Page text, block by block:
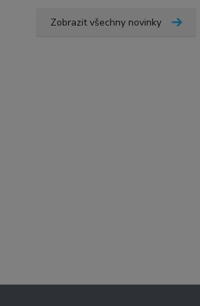
Zobrazit všechny novinky